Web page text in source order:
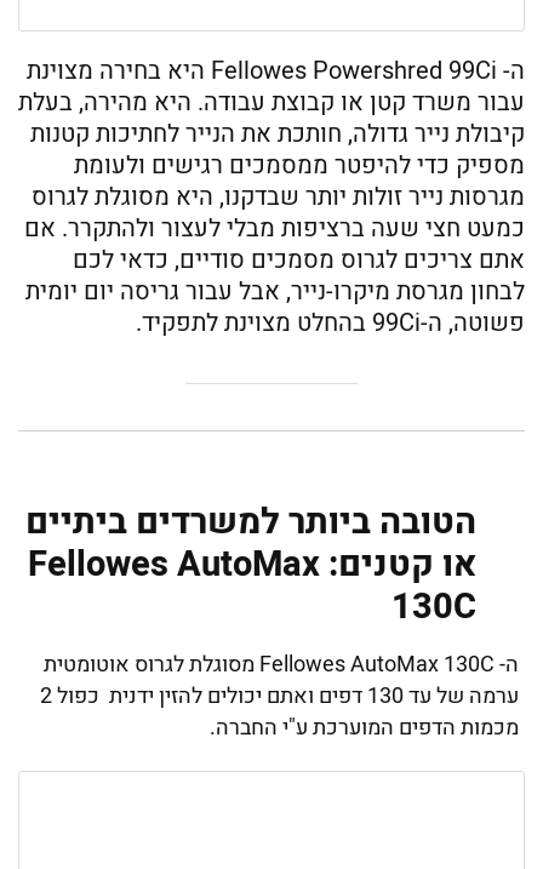
ה- Fellowes Powershred 99Ci היא בחירה מצוינת
עבור משרד קטן או קבוצת עבודה. היא מהירה, בעלת
קיבולת נייר גדולה, חותכת את הנייר לחתיכות קטנות
מספיק כדי להיפטר ממסמכים רגישים ולעומת
מגרסות נייר זולות יותר שבדקנו, היא מסוגלת לגרוס
כמעט חצי שעה ברציפות מבלי לעצור ולהתקרר. אם
אתם צריכים לגרוס מסמכים סודיים, כדאי לכם
לבחון מגרסת מיקרו-נייר, אבל עבור גריסה יום יומית
פשוטה, ה-99Ci בהחלט מצוינת לתפקיד.
הטובה ביותר למשרדים ביתיים
או קטנים: Fellowes AutoMax
130C
ה- Fellowes AutoMax 130C מסוגלת לגרוס אוטומטית
ערמה של עד 130 דפים ואתם יכולים להזין ידנית כפול 2
מכמות הדפים המוערכת ע"י החברה.